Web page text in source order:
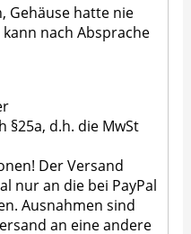
Gehäuse hatte nie
nach Absprache
§25a, d.h. die MwSt
Der Versand
nur an die bei PayPal
Ausnahmen sind
an eine andere